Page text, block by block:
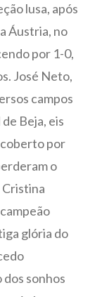
lusa, após
Áustria, no
por 1-0,
José Neto,
campos
Beja, eis
por
o
Cristina
glória do
sonhos